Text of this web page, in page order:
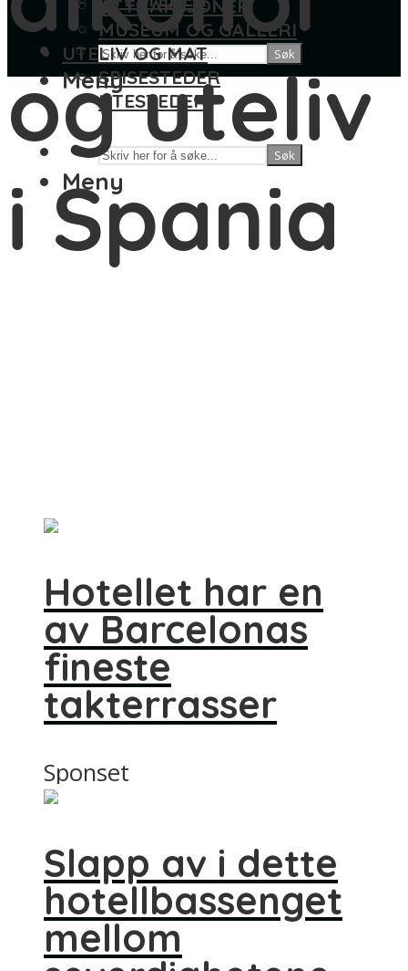
Søk
Meny
ATTRAKSJONER
MUSEUM OG GALLERI
UTELIV OG MAT
SPISESTEDER
UTESTEDER
Søk
Meny
og uteliv
i Spania
Hotellet har en
av Barcelonas
fineste
takterrasser
Sponset
Slapp av i dette
hotellbassenget
mellom